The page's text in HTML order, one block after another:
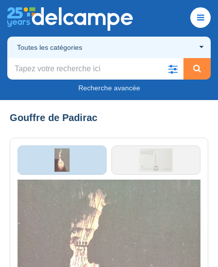
Toutes les catégories
Recherche avancée
Gouffre de Padirac